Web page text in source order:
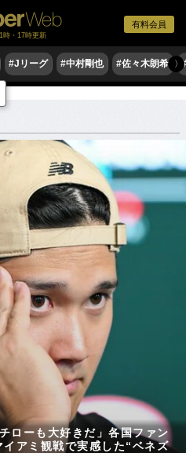
有料会員
時・17時更新
#Jリーグ #中村剛也 #佐々木朗希 〉
ローも大好きだ」各国ファン
アミ観戦で実感した“ベネズ